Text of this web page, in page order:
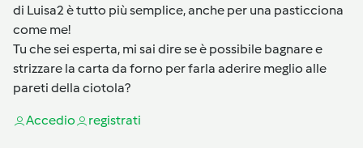
di Luisa2 è tutto più semplice, anche per una pasticciona
come me!
Tu che sei esperta, mi sai dire se è possibile bagnare e
strizzare la carta da forno per farla aderire meglio alle
pareti della ciotola?
Accedio registrati